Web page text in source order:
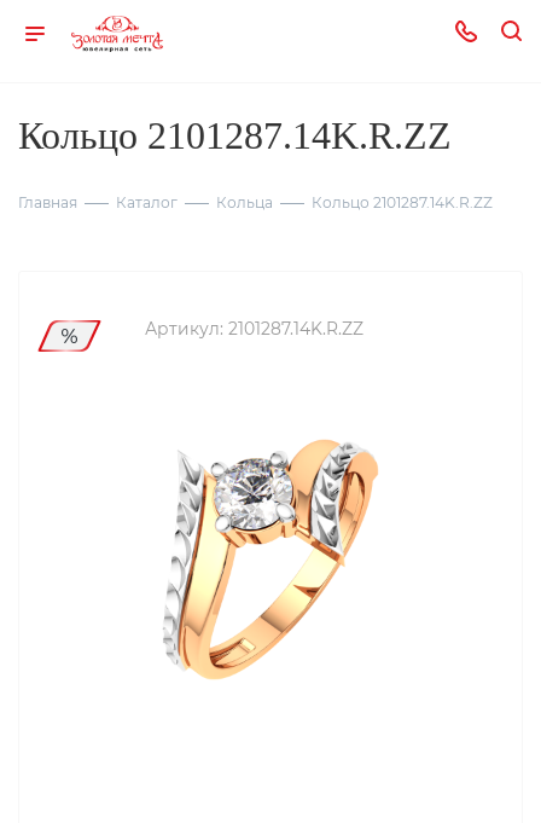
Кольцо 2101287.14K.R.ZZ
Главная Каталог Кольца Кольцо 2101287.14K.R.ZZ
Артикул: 2101287.14K.R.ZZ